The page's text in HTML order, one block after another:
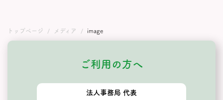
トップページ メディア image
ご利用の方へ
法人事務局 代表